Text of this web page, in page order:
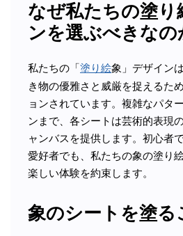
なぜ私たちの塗り
ンを選ぶべきなの
私たちの「塗り絵象」デザイン
き物の優雅さと威厳を捉えるた
ョンされています。複雑なパタ
ンまで、各シートは芸術的表現
ャンバスを提供します。初心者
愛好者でも、私たちの象の塗り
楽しい体験を約束します。
象のシートを塗る